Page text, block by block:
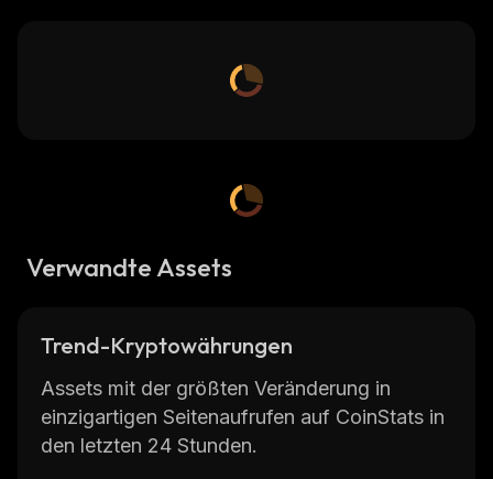
Verwandte Assets
Trend-Kryptowährungen
Assets mit der größten Veränderung in
einzigartigen Seitenaufrufen auf CoinStats in
den letzten 24 Stunden.